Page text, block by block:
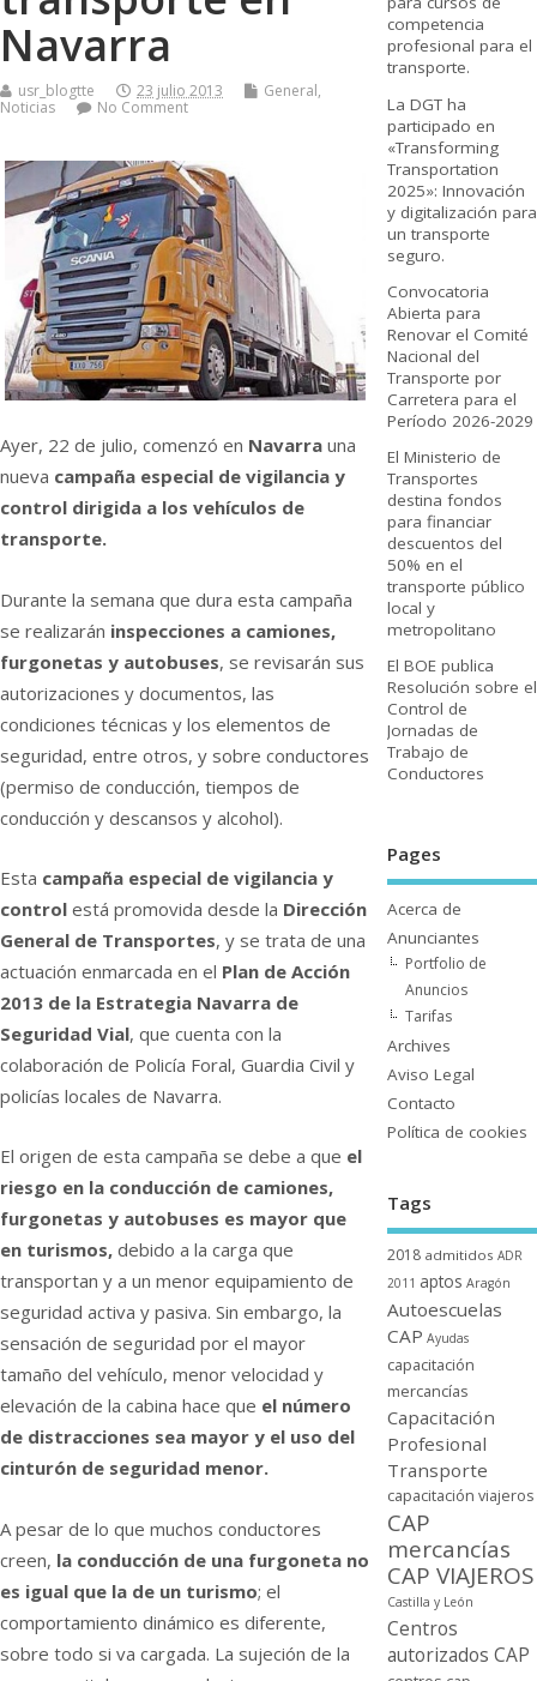
Navarra
usr_blogtte 23 julio 2013 General,
Noticias
No Comment
Ayer, 22 de julio, comenzó en Navarra una
nueva campaña especial de vigilancia y
control dirigida a los vehí­culos de
transporte.
Durante la semana que dura esta campaña
se realizarán inspecciones a camiones,
furgonetas y autobuses, se revisarán sus
autorizaciones y documentos, las
condiciones técnicas y los elementos de
seguridad, entre otros, y sobre conductores
(permiso de conducción, tiempos de
conducción y descansos y alcohol).
Esta campaña especial de vigilancia y
control está promovida desde la Dirección
General de Transportes, y se trata de una
actuación enmarcada en el Plan de Acción
2013 de la Estrategia Navarra de
Seguridad Vial, que cuenta con la
colaboración de Policí­a Foral, Guardia Civil y
policí­as locales de Navarra.
El origen de esta campaña se debe a que el
riesgo en la conducción de camiones,
furgonetas y autobuses es mayor que
en turismos, debido a la carga que
transportan y a un menor equipamiento de
seguridad activa y pasiva. Sin embargo, la
sensación de seguridad por el mayor
tamaño del vehí­culo, menor velocidad y
elevación de la cabina hace que el número
de distracciones sea mayor y el uso del
cinturón de seguridad menor.
A pesar de lo que muchos conductores
creen, la conducción de una furgoneta no
es igual que la de un turismo; el
comportamiento dinámico es diferente,
sobre todo si va cargada. La sujeción de la
competencia
profesional para el
transporte.
La DGT ha
participado en
«Transforming
Transportation
2025»: Innovación
y digitalización para
un transporte
seguro.
Convocatoria
Abierta para
Renovar el Comité
Nacional del
Transporte por
Carretera para el
Período 2026-2029
El Ministerio de
Transportes
destina fondos
para financiar
descuentos del
50% en el
transporte público
local y
metropolitano
El BOE publica
Resolución sobre el
Control de
Jornadas de
Trabajo de
Conductores
Pages
Acerca de
Anunciantes
Portfolio de
Anuncios
Tarifas
Archives
Aviso Legal
Contacto
Polí­tica de cookies
Tags
2018 admitidos ADR
2011 aptos Aragón
Autoescuelas
CAP Ayudas
capacitación
mercancí­as
Capacitación
Profesional
Transporte
capacitación viajeros
CAP
mercancí­as
CAP VIAJEROS
Castilla y León
Centros
autorizados CAP